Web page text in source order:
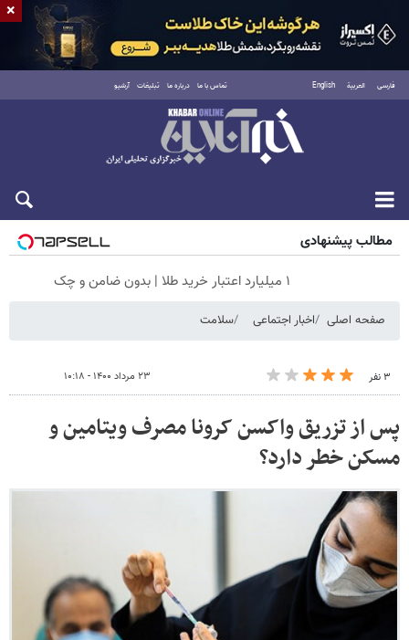
فارسی العربية English تماس با ما درباره ما تبلیغات آرشیو
جمعه ۱۶ مرداد ۱۴۰۵
مطالب پیشنهادی
۱ میلیارد اعتبار خرید طلا | بدون ضامن و چک
صفحه اصلی اخبار اجتماعی سلامت
۳ نفر ۲۳ مرداد ۱۴۰۰ - ۱۰:۱۸
پس از تزریق واکسن کرونا مصرف ویتامین و
مسکن خطر دارد؟
×